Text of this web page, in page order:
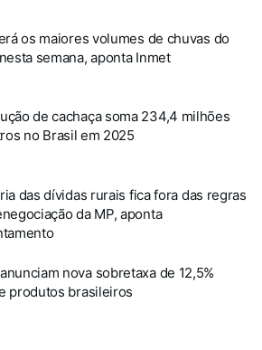
os maiores volumes de chuvas do
semana, aponta Inmet
de cachaça soma 234,4 milhões
no Brasil em 2025
das dívidas rurais fica fora das regras
da MP, aponta
nova sobretaxa de 12,5%
produtos brasileiros